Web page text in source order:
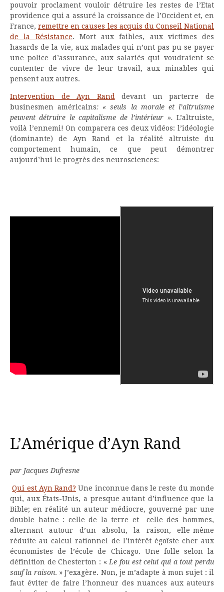
pouvoir proclament vouloir détruire les restes de l’Etat
providence qui a assuré la croissance de l’Occident et, en
France,remettre en causes les acquis du Conseil National
de la Résistance. Mort aux faibles, aux victimes des
hasards de la vie, aux malades qui n’ont pas pu se payer
une police d’assurance, aux salariés qui voudraient se
contenter de vivre de leur travail, aux minables qui
pensent aux autres.
Intervention de Ayn Rand
devant un parterre de
businesmen américains: « seuls la morale et l’altruisme
peuvent détruire le capitalisme de l’intérieur ». L’altruiste,
voilà l’ennemi! On comparera ces deux vidéos: l’idéologie
(dominante) de Ayn Rand et la réalité altruiste du
comportement humain, ce que peut démontrer
aujourd’hui le progrès des neurosciences:
L’Amérique d’Ayn Rand
par Jacques Dufresne
Qui est Ayn Rand? Une inconnue dans le reste du monde
qui, aux États-Unis, a presque autant d’influence que la
Bible; en réalité un auteur médiocre, gouverné par une
double haine : celle de la terre et celle des hommes,
alternant autour d’un absolu, la raison, elle-même
réduite au calcul rationnel de l’intérêt égoïste cher aux
économistes de l’école de Chicago. Une folle selon la
définition de Chesterton : « Le fou est celui qui a tout perdu
sauf la raison. » J’exagère. Non, je m’adapte à mon sujet : il
faut éviter de faire l’honneur des nuances aux auteurs